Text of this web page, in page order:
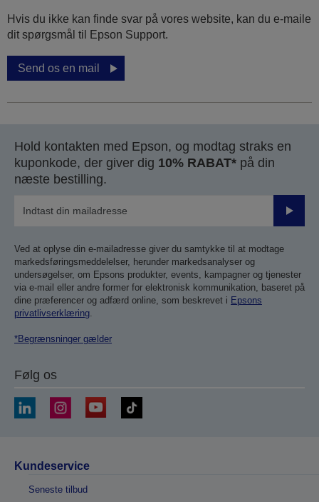
Hvis du ikke kan finde svar på vores website, kan du e-maile
dit spørgsmål til Epson Support.
Send os en mail
Hold kontakten med Epson, og modtag straks en
kuponkode, der giver dig 10% RABAT* på din
næste bestilling.
Send
Ved at oplyse din e-mailadresse giver du samtykke til at modtage
markedsføringsmeddelelser, herunder markedsanalyser og
undersøgelser, om Epsons produkter, events, kampagner og tjenester
via e-mail eller andre former for elektronisk kommunikation, baseret på
dine præferencer og adfærd online, som beskrevet i Epsons
privatlivserklæring.
*Begrænsninger gælder
Følg os
Kundeservice
Seneste tilbud